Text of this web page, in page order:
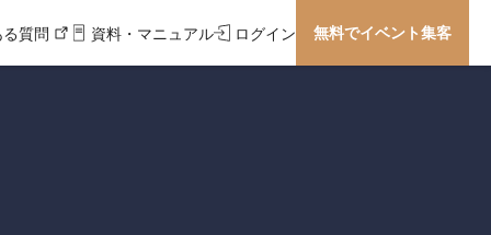
質問 資料・マニュアル ログイン 無料でイベント集客